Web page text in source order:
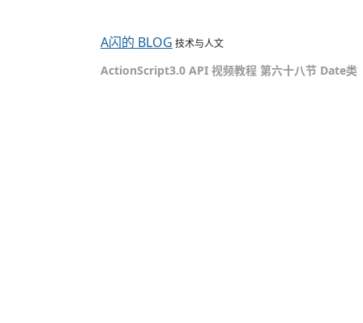
A闪的 BLOG 技术与人文
ActionScript3.0 API 视频教程 第六十八节 Date类